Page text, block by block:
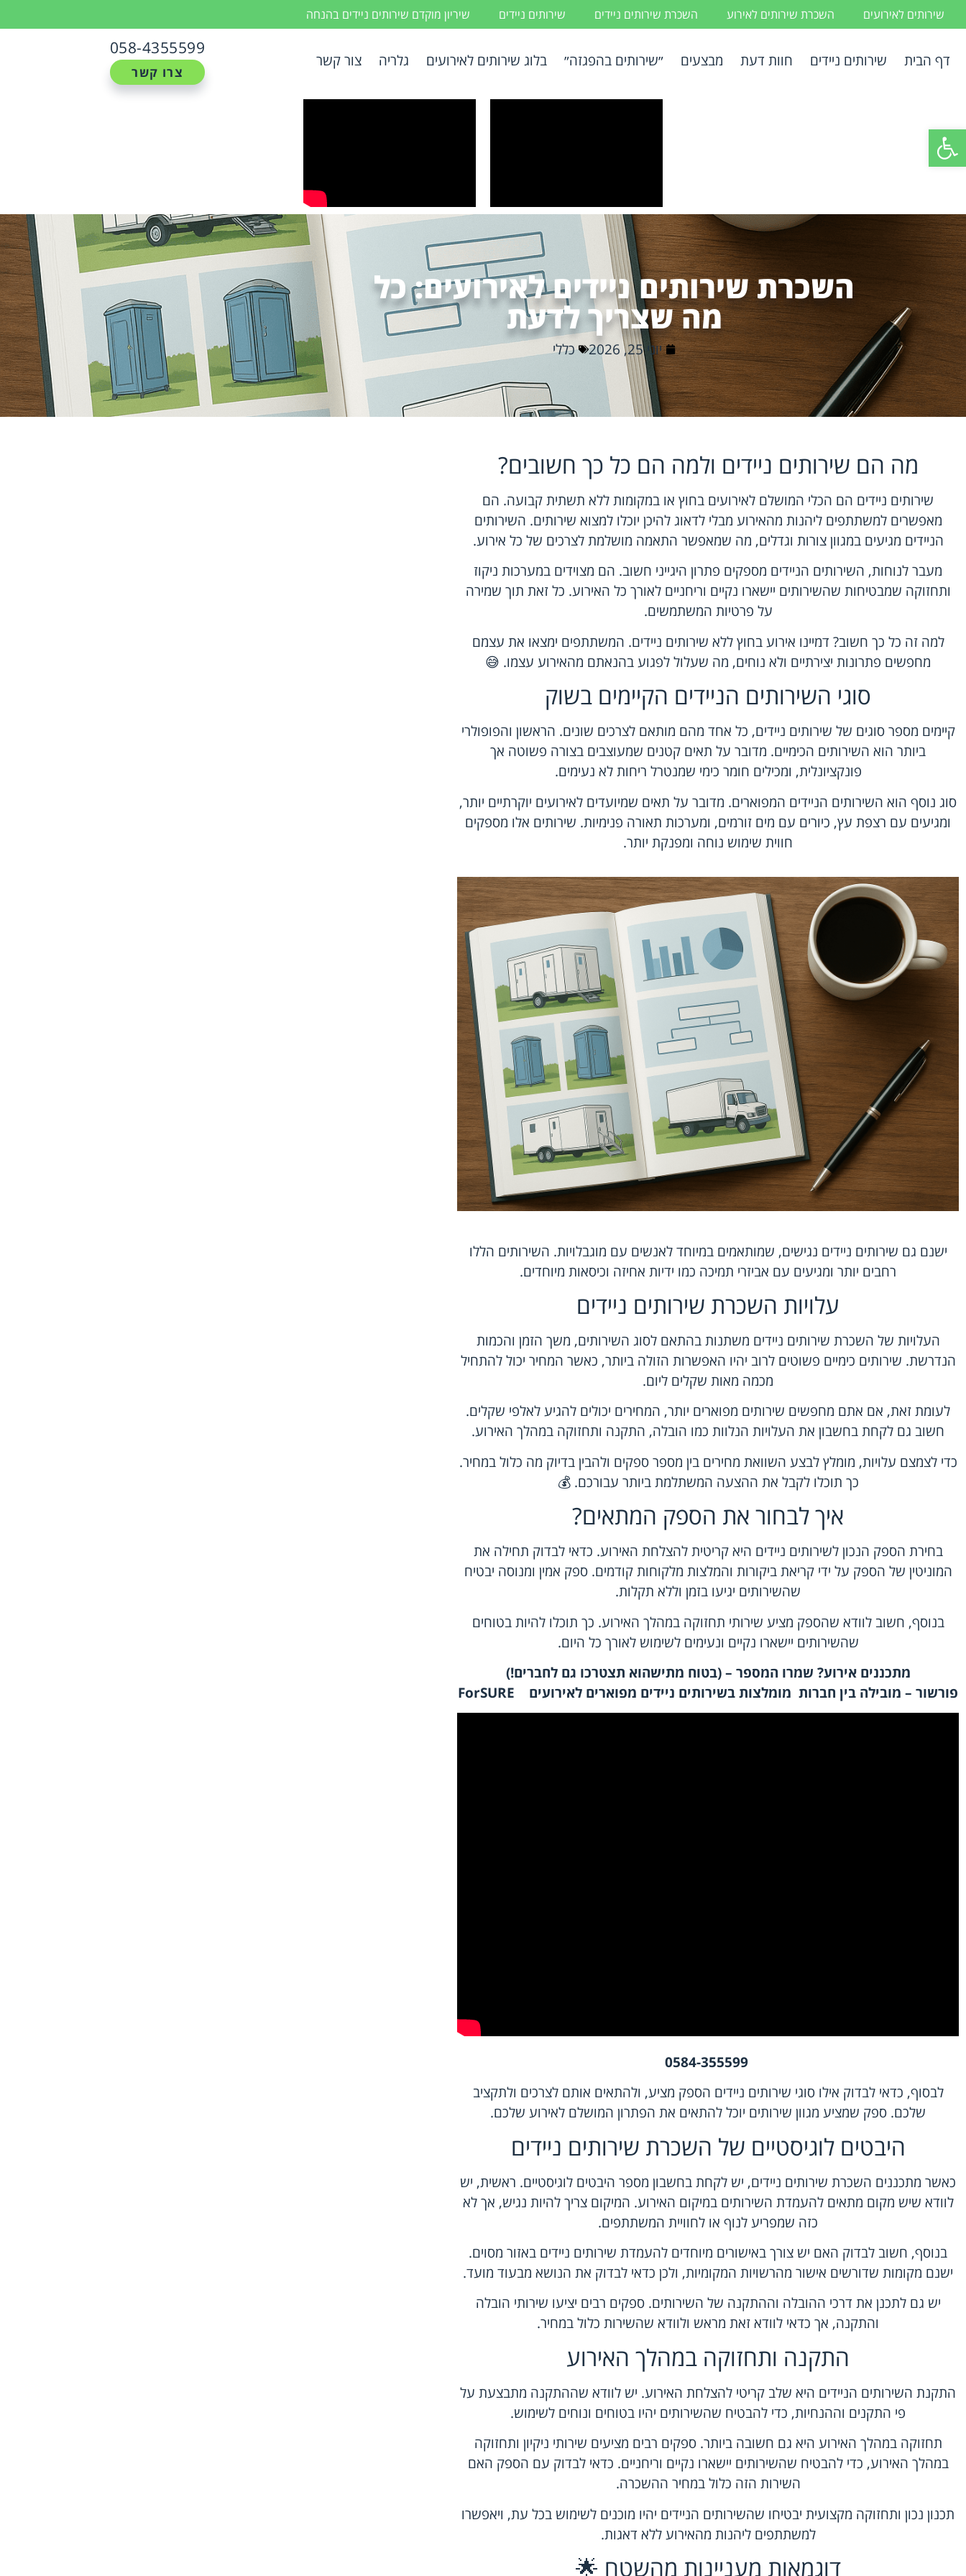
פתח סרגל נגישות
שירותים לאירועים השכרת שירותים לאירוע השכרת שירותים ניידים שירותים ניידים שיריון מוקדם שירותים ניידים בהנחה
דף הבית שירותים ניידים חוות דעת מבצעים ״שירותים בהפגזה״ בלוג שירותים לאירועים גלריה צור קשר
058-4355599
צרו קשר
השכרת שירותים ניידים לאירועים: כל
מה שצריך לדעת
יוני 25, 2026 כללי
מה הם שירותים ניידים ולמה הם כל כך חשובים?
שירותים ניידים הם הכלי המושלם לאירועים בחוץ או במקומות ללא תשתית קבועה. הם
מאפשרים למשתתפים ליהנות מהאירוע מבלי לדאוג להיכן יוכלו למצוא שירותים. השירותים
הניידים מגיעים במגוון צורות וגדלים, מה שמאפשר התאמה מושלמת לצרכים של כל אירוע.
מעבר לנוחות, השירותים הניידים מספקים פתרון היגייני חשוב. הם מצוידים במערכות ניקוז
ותחזוקה שמבטיחות שהשירותים יישארו נקיים וריחניים לאורך כל האירוע. כל זאת תוך שמירה
על פרטיות המשתמשים.
למה זה כל כך חשוב? דמיינו אירוע בחוץ ללא שירותים ניידים. המשתתפים ימצאו את עצמם
מחפשים פתרונות יצירתיים ולא נוחים, מה שעלול לפגוע בהנאתם מהאירוע עצמו. 😅
סוגי השירותים הניידים הקיימים בשוק
קיימים מספר סוגים של שירותים ניידים, כל אחד מהם מותאם לצרכים שונים. הראשון והפופולרי
ביותר הוא השירותים הכימיים. מדובר על תאים קטנים שמעוצבים בצורה פשוטה אך
פונקציונלית, ומכילים חומר כימי שמנטרל ריחות לא נעימים.
סוג נוסף הוא השירותים הניידים המפוארים. מדובר על תאים שמיועדים לאירועים יוקרתיים יותר,
ומגיעים עם רצפת עץ, כיורים עם מים זורמים, ומערכות תאורה פנימיות. שירותים אלו מספקים
חווית שימוש נוחה ומפנקת יותר.
ישנם גם שירותים ניידים נגישים, שמותאמים במיוחד לאנשים עם מוגבלויות. השירותים הללו
רחבים יותר ומגיעים עם אביזרי תמיכה כמו ידיות אחיזה וכיסאות מיוחדים.
עלויות השכרת שירותים ניידים
העלויות של השכרת שירותים ניידים משתנות בהתאם לסוג השירותים, משך הזמן והכמות
הנדרשת. שירותים כימיים פשוטים לרוב יהיו האפשרות הזולה ביותר, כאשר המחיר יכול להתחיל
מכמה מאות שקלים ליום.
לעומת זאת, אם אתם מחפשים שירותים מפוארים יותר, המחירים יכולים להגיע לאלפי שקלים.
חשוב גם לקחת בחשבון את העלויות הנלוות כמו הובלה, התקנה ותחזוקה במהלך האירוע.
כדי לצמצם עלויות, מומלץ לבצע השוואת מחירים בין מספר ספקים ולהבין בדיוק מה כלול במחיר.
כך תוכלו לקבל את ההצעה המשתלמת ביותר עבורכם. 💰
איך לבחור את הספק המתאים?
בחירת הספק הנכון לשירותים ניידים היא קריטית להצלחת האירוע. כדאי לבדוק תחילה את
המוניטין של הספק על ידי קריאת ביקורות והמלצות מלקוחות קודמים. ספק אמין ומנוסה יבטיח
שהשירותים יגיעו בזמן וללא תקלות.
בנוסף, חשוב לוודא שהספק מציע שירותי תחזוקה במהלך האירוע. כך תוכלו להיות בטוחים
שהשירותים יישארו נקיים ונעימים לשימוש לאורך כל היום.
מתכננים אירוע? שמרו המספר – (בטוח מתישהוא תצטרכו גם לחברים!)
פורשור – מובילה בין חברות מומלצות בשירותים ניידים מפוארים לאירועים
0584-355599
לבסוף, כדאי לבדוק אילו סוגי שירותים ניידים הספק מציע, ולהתאים אותם לצרכים ולתקציב
שלכם. ספק שמציע מגוון שירותים יוכל להתאים את הפתרון המושלם לאירוע שלכם.
היבטים לוגיסטיים של השכרת שירותים ניידים
כאשר מתכננים השכרת שירותים ניידים, יש לקחת בחשבון מספר היבטים לוגיסטיים. ראשית, יש
לוודא שיש מקום מתאים להעמדת השירותים במיקום האירוע. המיקום צריך להיות נגיש, אך לא
כזה שמפריע לנוף או לחוויית המשתתפים.
בנוסף, חשוב לבדוק האם יש צורך באישורים מיוחדים להעמדת שירותים ניידים באזור מסוים.
ישנם מקומות שדורשים אישור מהרשויות המקומיות, ולכן כדאי לבדוק את הנושא מבעוד מועד.
יש גם לתכנן את דרכי ההובלה וההתקנה של השירותים. ספקים רבים יציעו שירותי הובלה
והתקנה, אך כדאי לוודא זאת מראש ולוודא שהשירות כלול במחיר.
התקנה ותחזוקה במהלך האירוע
התקנת השירותים הניידים היא שלב קריטי להצלחת האירוע. יש לוודא שההתקנה מתבצעת על
פי התקנים וההנחיות, כדי להבטיח שהשירותים יהיו בטוחים ונוחים לשימוש.
תחזוקה במהלך האירוע היא גם חשובה ביותר. ספקים רבים מציעים שירותי ניקיון ותחזוקה
במהלך האירוע, כדי להבטיח שהשירותים יישארו נקיים וריחניים. כדאי לבדוק עם הספק האם
השירות הזה כלול במחיר ההשכרה.
תכנון נכון ותחזוקה מקצועית יבטיחו שהשירותים הניידים יהיו מוכנים לשימוש בכל עת, ויאפשרו
למשתתפים ליהנות מהאירוע ללא דאגות.
דוגמאות מעניינות מהשטח 🌟